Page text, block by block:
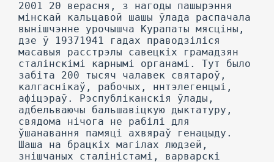
2001 20 верасня, з нагоды пашырэння
мінскай кальцавой шашы ўлада распачала
вынішчэнне урочышча Курапаты мясціны,
дзе ў 1937­1941 гадах праводзіліся
масавыя расстрэлы савецкіх грамадзян
сталінскімі карнымі органамі. Тут было
забіта 200 тысяч чалавек святароў,
калгаснікаў, рабочых, ннтэлегенцыі,
афіцэраў. Рэспубліканскія ўлады,
адбельваючы бальшавіцкую дыктатуру,
свядома нічога не рабілі для
ўшанавання памяці ахвяраў генацыду.
Шаша на брацкіх магілах людзей,
знішчаных сталіністамі, варварскі